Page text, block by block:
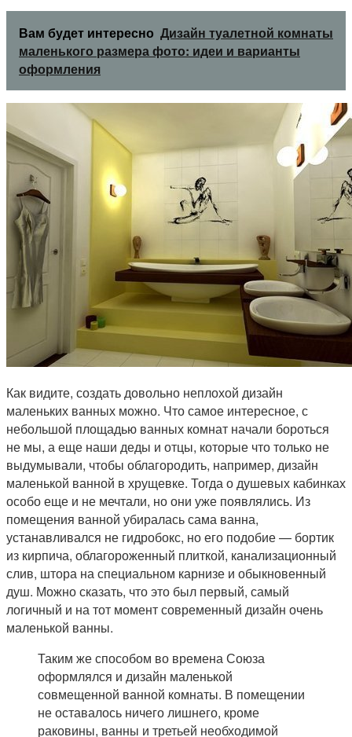
Вам будет интересно Дизайн туалетной комнаты
маленького размера фото: идеи и варианты
оформления
Как видите, создать довольно неплохой дизайн
маленьких ванных можно. Что самое интересное, с
небольшой площадью ванных комнат начали бороться
не мы, а еще наши деды и отцы, которые что только не
выдумывали, чтобы облагородить, например, дизайн
маленькой ванной в хрущевке. Тогда о душевых кабинках
особо еще и не мечтали, но они уже появлялись. Из
помещения ванной убиралась сама ванна,
устанавливался не гидробокс, но его подобие — бортик
из кирпича, облагороженный плиткой, канализационный
слив, штора на специальном карнизе и обыкновенный
душ. Можно сказать, что это был первый, самый
логичный и на тот момент современный дизайн очень
маленькой ванны.
Таким же способом во времена Союза
оформлялся и дизайн маленькой
совмещенной ванной комнаты. В помещении
не оставалось ничего лишнего, кроме
раковины, ванны и третьей необходимой